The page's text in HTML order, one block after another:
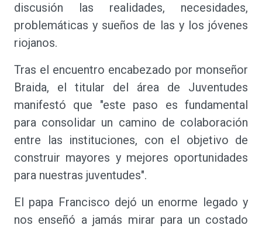
discusión las realidades, necesidades,
problemáticas y sueños de las y los jóvenes
riojanos.
Tras el encuentro encabezado por monseñor
Braida, el titular del área de Juventudes
manifestó que "este paso es fundamental
para consolidar un camino de colaboración
entre las instituciones, con el objetivo de
construir mayores y mejores oportunidades
para nuestras juventudes".
El papa Francisco dejó un enorme legado y
nos enseñó a jamás mirar para un costado